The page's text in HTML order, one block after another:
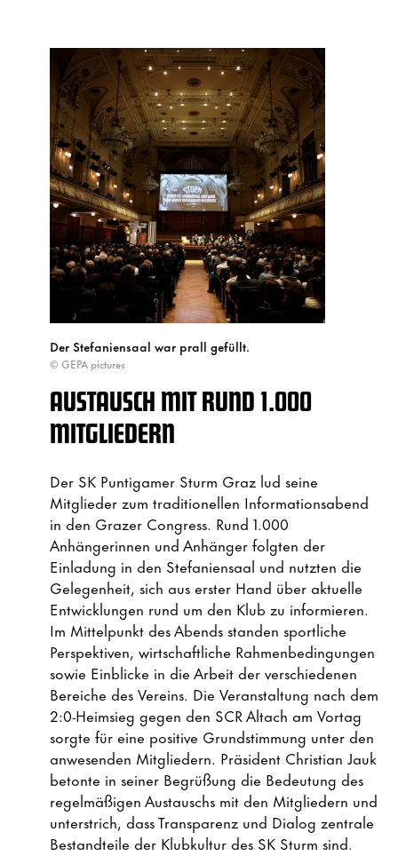
Der Stefaniensaal war prall gefüllt.
© GEPA pictures
AUSTAUSCH MIT RUND 1.000
MITGLIEDERN
Der SK Puntigamer Sturm Graz lud seine
Mitglieder zum traditionellen Informationsabend
in den Grazer Congress. Rund 1.000
Anhängerinnen und Anhänger folgten der
Einladung in den Stefaniensaal und nutzten die
Gelegenheit, sich aus erster Hand über aktuelle
Entwicklungen rund um den Klub zu informieren.
Im Mittelpunkt des Abends standen sportliche
Perspektiven, wirtschaftliche Rahmenbedingungen
sowie Einblicke in die Arbeit der verschiedenen
Bereiche des Vereins. Die Veranstaltung nach dem
2:0-Heimsieg gegen den SCR Altach am Vortag
sorgte für eine positive Grundstimmung unter den
anwesenden Mitgliedern. Präsident Christian Jauk
betonte in seiner Begrüßung die Bedeutung des
regelmäßigen Austauschs mit den Mitgliedern und
unterstrich, dass Transparenz und Dialog zentrale
Bestandteile der Klubkultur des SK Sturm sind.